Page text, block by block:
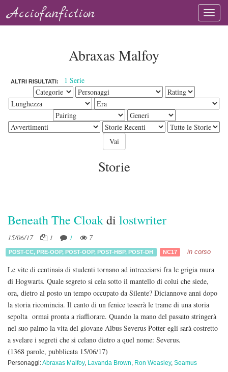
Acciofanfiction
Abraxas Malfoy
ALTRI RISULTATI: 1 Serie
Storie
Beneath The Cloakdi lostwriter
15/06/17 1 1 7
POST-CC,PRE-OOP,POST-OOP,POST-HBP,POST-DH NC17 in corso
Le vite di centinaia di studenti tornano ad intrecciarsi fra le grigia mura
di Hogwarts. Quale segreto si cela sotto il mantello di colui che siede,
ora, dietro al posto un tempo occupato da Silente? Diciannove anni dopo
la storia ricomincia. Il canto di un fenice tesserà le trame di una storia
sepolta ormai pronta a riaffiorare. Quando la mano del passato stringerà
nel suo palmo la vita del giovane Albus Severus Potter egli sarà costretto
a svelare i segreti che si celano dietro a quel nome: Severus.
(1368 parole, pubblicata 15/06/17)
Personaggi:Abraxas Malfoy, Lavanda Brown, Ron Weasley, Seamus